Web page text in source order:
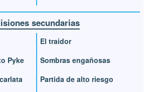
secundarias
Pyke
El traidor
Sombras engañosas
Partida de alto riesgo